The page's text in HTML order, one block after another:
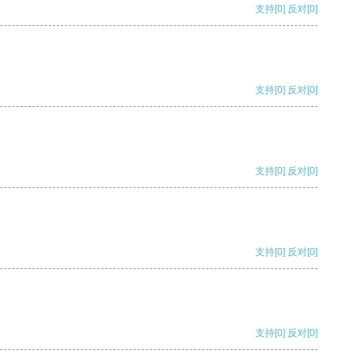
支持[0] 反对[0]
支持[0] 反对[0]
支持[0] 反对[0]
支持[0] 反对[0]
支持[0] 反对[0]